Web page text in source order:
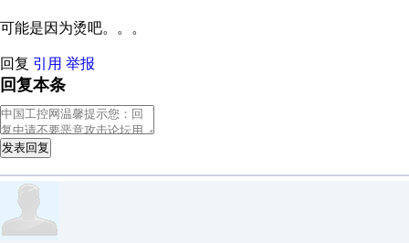
可能是因为烫吧。。。
回复 引用 举报
回复本条
发表回复